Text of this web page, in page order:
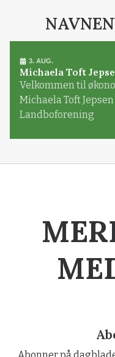
3. AUG.
Michaela Toft
Velkommen til
Michaela Toft
Landboforening